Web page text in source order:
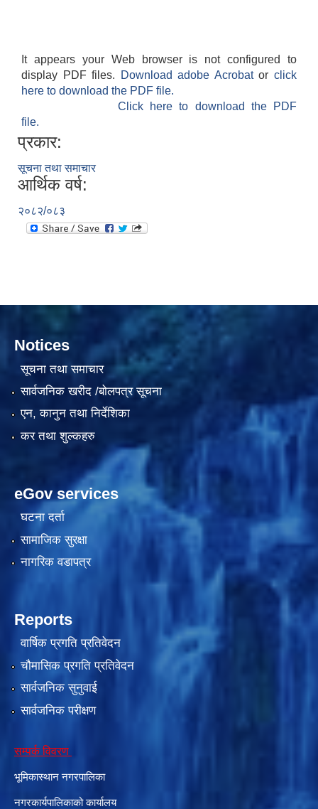
It appears your Web browser is not configured to
display PDF files.
Download adobe Acrobatorclick
here to download the PDF file.
Click here to download the PDF
file.
प्रकार:
सूचना तथा समाचार
आर्थिक वर्ष:
२०८२/०८३
Notices
सूचना तथा समाचार
सार्वजनिक खरीद /बोलपत्र सूचना
एन, कानुन तथा निर्देशिका
कर तथा शुल्कहरु
eGov services
घटना दर्ता
सामाजिक सुरक्षा
नागरिक वडापत्र
Reports
वार्षिक प्रगति प्रतिवेदन
चौमासिक प्रगति प्रतिवेदन
सार्वजनिक सुनुवाई
सार्वजनिक परीक्षण
सम्पर्क विवरण
भूमिकास्थान नगरपालिका
नगरकार्यपालिकाको कार्यालय